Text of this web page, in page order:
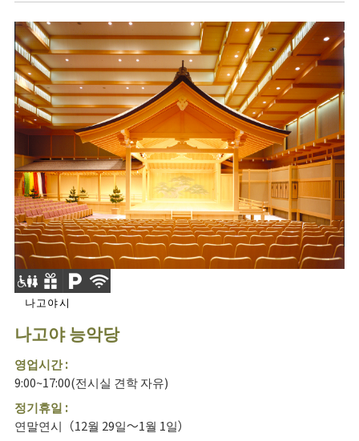
나고야시
나고야 능악당
영업시간 :
9:00~17:00(전시실 견학 자유)
정기휴일 :
연말연시（12월 29일～1월 1일）